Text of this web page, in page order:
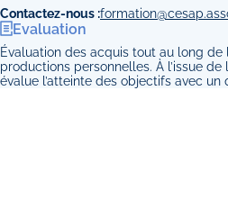
Contactez-nous :
Evaluation
Évaluation des acquis tout au long
productions personnelles. À l’issue de
évalue l’atteinte des objectifs avec un